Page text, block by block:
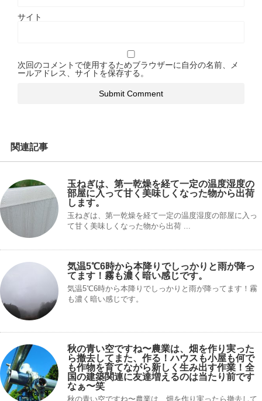
サイト
次回のコメントで使用するためブラウザーに自分の名前、メ
ールアドレス、サイトを保存する。
関連記事
玉ねぎは、第一乾燥を経て一定の温度湿度の
部屋に入って甘く美味しくなった物から出荷
します。
玉ねぎは、第一乾燥を経て一定の温度湿度の部屋に入っ
て甘く美味しくなった物から出荷 ...
気温5℃6時から本降りでしっかりと雨が降っ
てます！霧も濃く暗い感じです。
気温5℃6時から本降りでしっかりと雨が降ってます！霧
も濃く暗い感じです。
秋の青い空ですね〜農業は、畑を作り実った
ら撤去してまた、作る！ハウスも小屋も何で
も作物を育てながら新しく生み出す作業！全
国の建築関連に友達増えるのは当たり前です
なぁ〜笑
秋の青い空ですね〜農業は、畑を作り実ったら撤去して